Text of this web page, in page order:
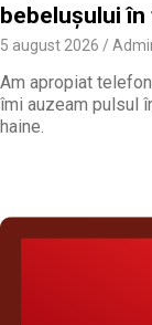
bebelușului
5 august 2026
Am apropiat
îmi auzeam pulsul
haine.